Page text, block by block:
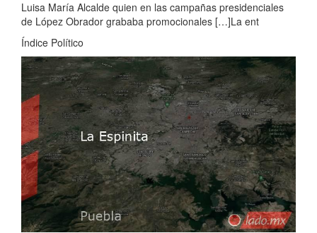
Luisa María Alcalde quien en las campañas presidenciales
de López Obrador grababa promocionales […]La ent
Índice Político